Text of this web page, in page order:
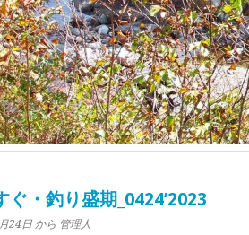
ぐ・釣り盛期_0424’2023
24日 から 管理人